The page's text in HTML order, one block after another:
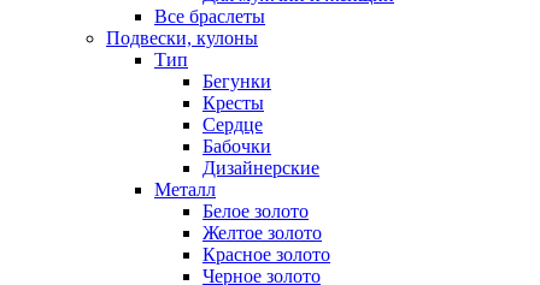
Все браслеты
Подвески, кулоны
Тип
Бегунки
Кресты
Сердце
Бабочки
Дизайнерские
Металл
Белое золото
Желтое золото
Красное золото
Черное золото